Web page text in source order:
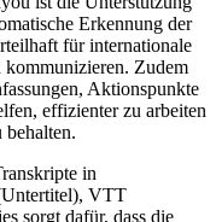
Erkennung der
für internationale
kommunizieren. Zudem
Aktionspunkte
effizienter zu arbeiten
in
VTT
sorgt dafür, dass die